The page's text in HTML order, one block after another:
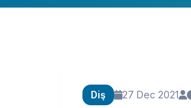
Diş 27 Dec 2021